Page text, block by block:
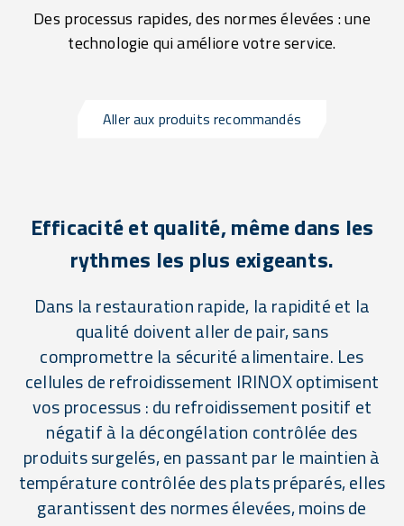
Des processus rapides, des normes élevées : une
technologie qui améliore votre service.
Aller aux produits recommandés
Efficacité et qualité, même dans les
rythmes les plus exigeants.
Dans la restauration rapide, la rapidité et la
qualité doivent aller de pair, sans
compromettre la sécurité alimentaire. Les
cellules de refroidissement IRINOX optimisent
vos processus : du refroidissement positif et
négatif à la décongélation contrôlée des
produits surgelés, en passant par le maintien à
température contrôlée des plats préparés, elles
garantissent des normes élevées, moins de